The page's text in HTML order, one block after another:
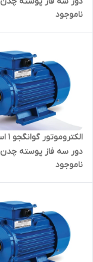
ترمینال بالا
ناموجود
ترمینال بالا
ناموجود